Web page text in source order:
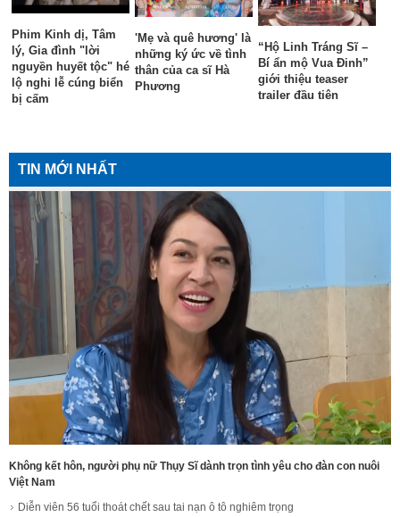
Phim Kinh dị, Tâm
lý, Gia đình "lời
nguyền huyết tộc" hé
lộ nghi lễ cúng biển
bị cấm
'Mẹ và quê hương' là
những ký ức về tình
thân của ca sĩ Hà
Phương
“Hộ Linh Tráng Sĩ –
Bí ẩn mộ Vua Đinh”
giới thiệu teaser
trailer đầu tiên
TIN MỚI NHẤT
Không kết hôn, người phụ nữ Thụy Sĩ dành trọn tình yêu cho đàn con nuôi
Việt Nam
Diễn viên 56 tuổi thoát chết sau tai nạn ô tô nghiêm trọng